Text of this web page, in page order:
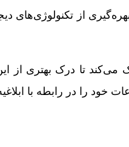
از تکنولوژی‌‌های
می‌کند تا درک بهتری
خود را در رابطه‌ با